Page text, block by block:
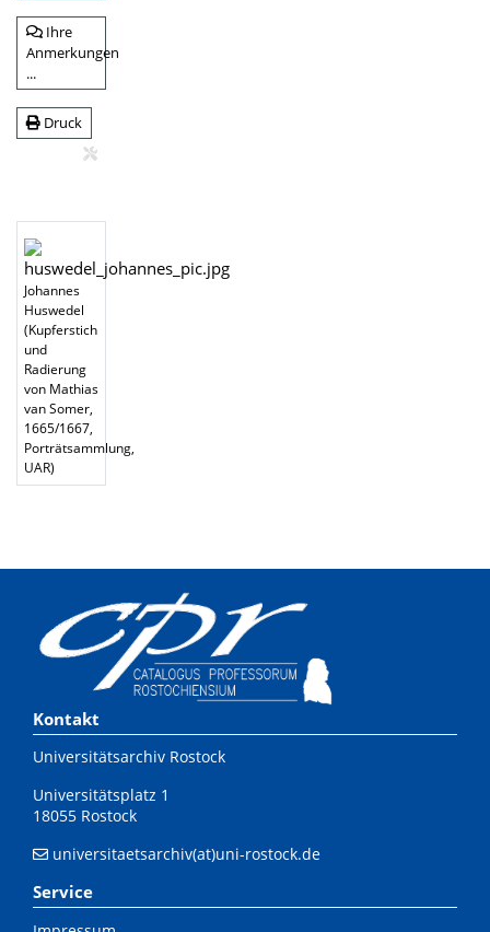
Ihre
Anmerkungen
...
Druck
Johannes
Huswedel
(Kupferstich
und
Radierung
von Mathias
van Somer,
1665/1667,
Porträtsammlung,
UAR)
Kontakt
Universitätsarchiv Rostock
Universitätsplatz 1
18055 Rostock
universitaetsarchiv(at)uni-rostock.de
Service